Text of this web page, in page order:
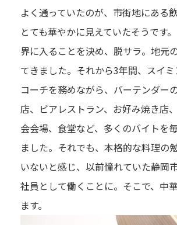
よく通っていたのが、市街地にある
とても華やかに見えていたそうです
界に入ることを決め、脱サラ。地元
てきました。それから3年間、スイ
コーチを務めながら、バーテンダー
店、ビアレストラン、お好み焼き店
会会場、食堂など、多くのバイトを
ました。それでも、本格的な料理の
いないと感じ、以前憧れていた静岡
社員として働くことに。そこで、中
ます。